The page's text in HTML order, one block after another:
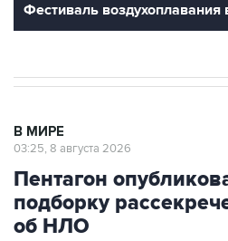
Фестиваль воздухоплавания
В МИРЕ
03:25, 8 августа 2026
Пентагон
подборку
об НЛО